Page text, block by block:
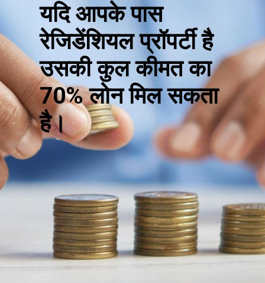
यदि आपके पास
रेजिडेंशियल प्रॉपर्टी है
उसकी कुल कीमत का
70% लोन मिल सकता
है।